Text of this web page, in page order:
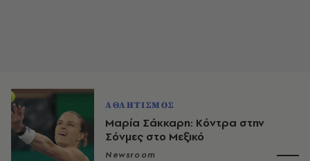
ΑΘΛΗΤΙΣΜΟΣ
Μαρία Σάκκαρη: Κόντρα στην
Σόνμες στο Μεξικό
Newsroom